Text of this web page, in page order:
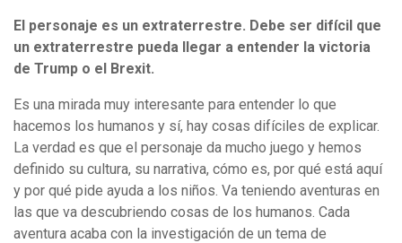
El personaje es un extraterrestre. Debe ser difícil que
un extraterrestre pueda llegar a entender la victoria
de Trump o el Brexit.
Es una mirada muy interesante para entender lo que
hacemos los humanos y sí, hay cosas difíciles de explicar.
La verdad es que el personaje da mucho juego y hemos
definido su cultura, su narrativa, cómo es, por qué está aquí
y por qué pide ayuda a los niños. Va teniendo aventuras en
las que va descubriendo cosas de los humanos. Cada
aventura acaba con la investigación de un tema de